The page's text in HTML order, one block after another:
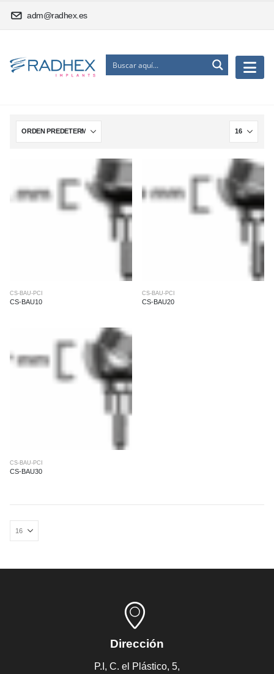
adm@radhex.es
CS-BAU-PCI
CS-BAU10
CS-BAU-PCI
CS-BAU20
CS-BAU-PCI
CS-BAU30
Dirección
P.I, C. el Plástico, 5,